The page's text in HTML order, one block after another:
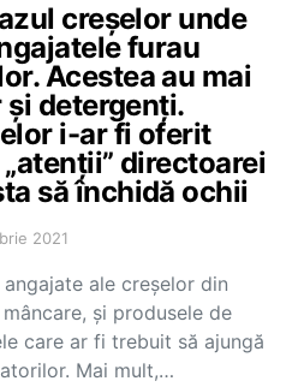
creșelor unde
furau
Acestea au mai
detergenți.
i-ar fi oferit
directoarei
să închidă ochii
2021
ale creşelor din
şi produsele de
care ar fi trebuit să ajungă
Mai mult,…